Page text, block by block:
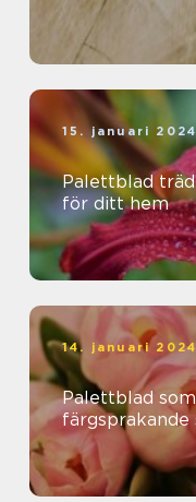
15. januari
Palettblad
för ditt hem
14. januari 2024
Palettblad som
färgsprakande